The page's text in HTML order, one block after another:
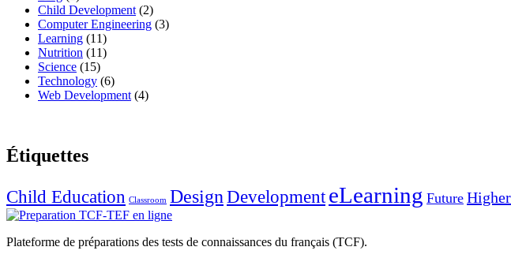
Child Development (2)
Computer Engineering (3)
Learning (11)
Nutrition (11)
Science (15)
Technology (6)
Web Development (4)
Étiquettes
Child Education Classroom DesignDevelopmenteLearning Future
Plateforme de préparations des tests de connaissances du français (TCF).